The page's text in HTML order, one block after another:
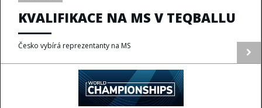
KVALIFIKACE NA MS V TEQBALLU
Česko vybírá reprezentanty na MS